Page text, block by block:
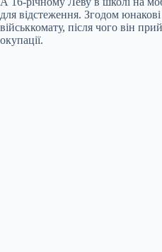
для відстеження. Згодом
військкомату, після чого він
окупації.